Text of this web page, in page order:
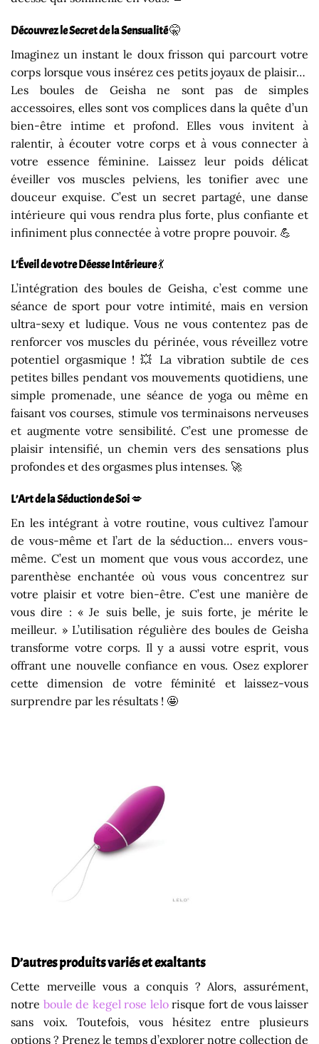
Découvrez le Secret de la Sensualité🤫
Imaginez un instant le doux frisson qui parcourt votre
corps lorsque vous insérez ces petits joyaux de plaisir…
Les boules de Geisha ne sont pas de simples
accessoires, elles sont vos complices dans la quête d’un
bien-être intime et profond. Elles vous invitent à
ralentir, à écouter votre corps et à vous connecter à
votre essence féminine. Laissez leur poids délicat
éveiller vos muscles pelviens, les tonifier avec une
douceur exquise. C’est un secret partagé, une danse
intérieure qui vous rendra plus forte, plus confiante et
infiniment plus connectée à votre propre pouvoir. 💪
L’Éveil de votre Déesse Intérieure💃
L’intégration des boules de Geisha, c’est comme une
séance de sport pour votre intimité, mais en version
ultra-sexy et ludique. Vous ne vous contentez pas de
renforcer vos muscles du périnée, vous réveillez votre
potentiel orgasmique ! 💥 La vibration subtile de ces
petites billes pendant vos mouvements quotidiens, une
simple promenade, une séance de yoga ou même en
faisant vos courses, stimule vos terminaisons nerveuses
et augmente votre sensibilité. C’est une promesse de
plaisir intensifié, un chemin vers des sensations plus
profondes et des orgasmes plus intenses. 🚀
L’Art de la Séduction de Soi💋
En les intégrant à votre routine, vous cultivez l’amour
de vous-même et l’art de la séduction… envers vous-
même. C’est un moment que vous vous accordez, une
parenthèse enchantée où vous vous concentrez sur
votre plaisir et votre bien-être. C’est une manière de
vous dire : « Je suis belle, je suis forte, je mérite le
meilleur. » L’utilisation régulière des boules de Geisha
transforme votre corps. Il y a aussi votre esprit, vous
offrant une nouvelle confiance en vous. Osez explorer
cette dimension de votre féminité et laissez-vous
surprendre par les résultats ! 🤩
D’autres produits variés et exaltants
Cette merveille vous a conquis ? Alors, assurément,
notre boule de kegel rose lelorisque fort de vous laisser
sans voix. Toutefois, vous hésitez entre plusieurs
options ? Prenez le temps d’explorer notre collection de